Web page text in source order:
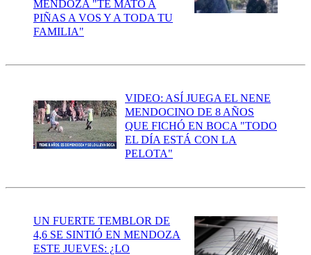
MENDOZA "TE MATÓ A
PIÑAS A VOS Y A TODA TU
FAMILIA"
VIDEO: ASÍ JUEGA EL NENE
MENDOCINO DE 8 AÑOS
QUE FICHÓ EN BOCA "TODO
EL DÍA ESTÁ CON LA
PELOTA"
UN FUERTE TEMBLOR DE
4,6 SE SINTIÓ EN MENDOZA
ESTE JUEVES: ¿LO